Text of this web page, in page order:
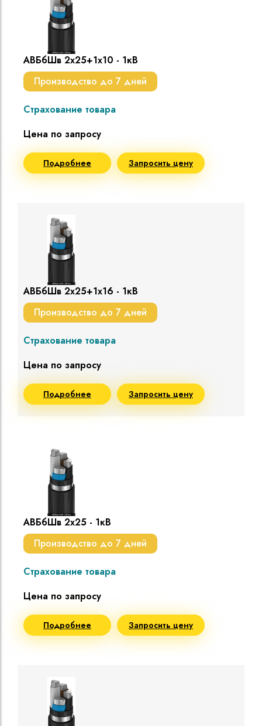
АВБбШв 2х25+1х10 - 1кВ
Производство до 7 дней
Страхование товара
Цена по запросу
Подробнее Запросить цену
АВБбШв 2х25+1х16 - 1кВ
Производство до 7 дней
Страхование товара
Цена по запросу
Подробнее Запросить цену
АВБбШв 2х25 - 1кВ
Производство до 7 дней
Страхование товара
Цена по запросу
Подробнее Запросить цену